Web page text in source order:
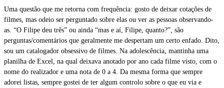
Uma questão que me retorna com frequência: gosto de deixar cotações de
filmes, mas odeio ser perguntado sobre elas ou ver as pessoas observando-
as. “O Filipe deu três” ou ainda “mas e aí, Filipe, quanto?”, são
perguntas/comentários que geralmente me despertam um certo enfado. Dito,
sou um catalogador obsessivo de filmes. Na adolescência, mantinha uma
planilha de Excel, na qual deixava anotado por ano cada filme visto, com o
nome do realizador e uma nota de 0 a 4. Da mesma forma que sempre
adorei listas, sempre gostei de ter algum controlo sobre o que eu via e